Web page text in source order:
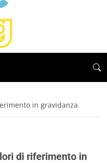
in gravidanza
di riferimento in